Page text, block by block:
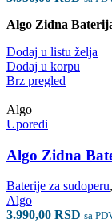
Algo Zidna
Dodaj u listu želja
Dodaj u korpu
Brz pregled
Algo
Uporedi
Algo Zidna
Baterije za sudoperu,
Algo
3.990,00 RSD sa